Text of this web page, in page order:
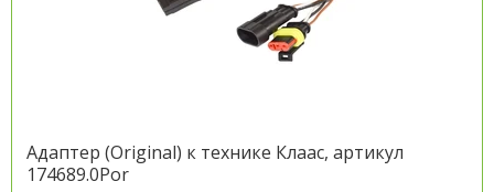
Адаптер (Original) к технике Клаас, артикул
174689.0Por